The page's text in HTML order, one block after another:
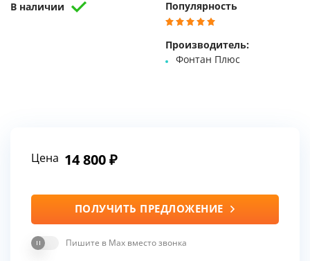
В наличии
Популярность
Производитель:
Фонтан Плюс
Цена 14 800
ПОЛУЧИТЬ ПРЕДЛОЖЕНИЕ
Пишите в Max вместо звонка